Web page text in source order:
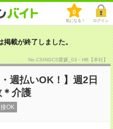
0
気になる！ ログイン
載が終了しました。
No.CSINGCS愛媛_03・HB【本社】
週払いOK！】週2日
介護
OK